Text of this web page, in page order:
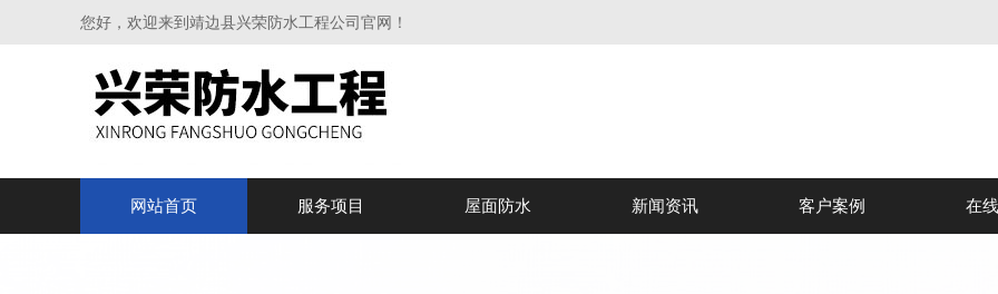
您好，欢迎来到靖边县兴荣防水工程公司官网！
网站首页 服务项目 屋面防水 新闻资讯 客户案例 在